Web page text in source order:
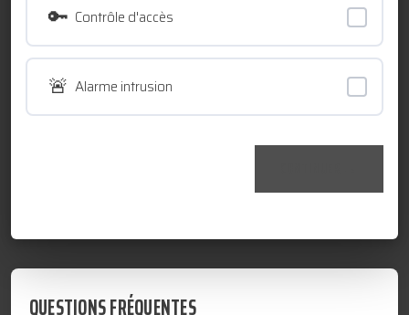
NOS INNOVATIONS
TECHNOLOGIQUES
NOUS CONTACTER
🔑 Contrôle d'accès
🚨 Alarme intrusion
QUESTIONS FRÉQUENTES